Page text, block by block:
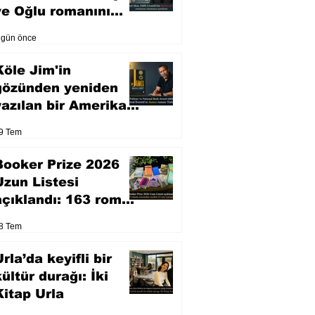
Oğlu romanını
önce
Jim'in
yeniden
bir Amerikan
Tem
Prize 2026
Listesi
163 roman
Tem
keyifli bir
durağı: İki
Urla